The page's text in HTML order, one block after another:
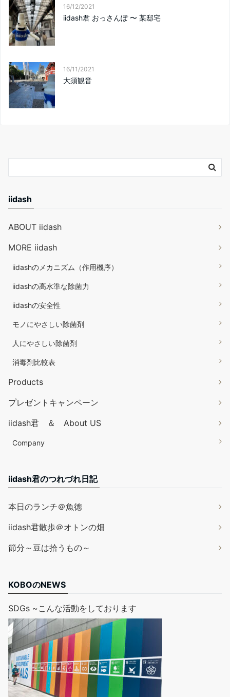
16/12/2021
iidash君 おっさんぽ 〜 某邸宅
16/11/2021
大須観音
iidash
ABOUT iidash
MORE iidash
iidashのメカニズム（作用機序）
iidashの高水準な除菌力
iidashの安全性
モノにやさしい除菌剤
人にやさしい除菌剤
消毒剤比較表
Products
プレゼントキャンペーン
iidash君 ＆ About US
Company
iidash君のつれづれ日記
本日のランチ＠魚徳
iidash君散歩＠オトンの畑
節分～豆は拾うもの～
KOBOのNEWS
SDGs ~こんな活動をしております